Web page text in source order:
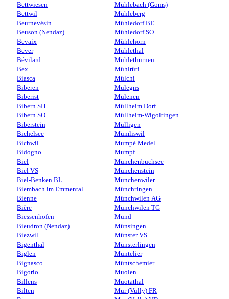
Bettwiesen
Bettwil
Beurnevésin
Beuson (Nendaz)
Bevaix
Bever
Bévilard
Bex
Biasca
Biberen
Biberist
Bibern SH
Bibern SO
Biberstein
Bichelsee
Bichwil
Bidogno
Biel
Biel VS
Biel-Benken BL
Biembach im Emmental
Bienne
Bière
Biessenhofen
Bieudron (Nendaz)
Biezwil
Bigenthal
Biglen
Bignasco
Bigorio
Billens
Bilten
Mühlebach (Goms)
Mühleberg
Mühledorf BE
Mühledorf SO
Mühlehorn
Mühlethal
Mühlethurnen
Mühlrüti
Mülchi
Mulegns
Mülenen
Müllheim Dorf
Müllheim-Wigoltingen
Mülligen
Mümliswil
Mumpé Medel
Mumpf
Münchenbuchsee
Münchenstein
Münchenwiler
Münchringen
Münchwilen AG
Münchwilen TG
Mund
Münsingen
Münster VS
Münsterlingen
Muntelier
Müntschemier
Muolen
Muotathal
Mur (Vully) FR